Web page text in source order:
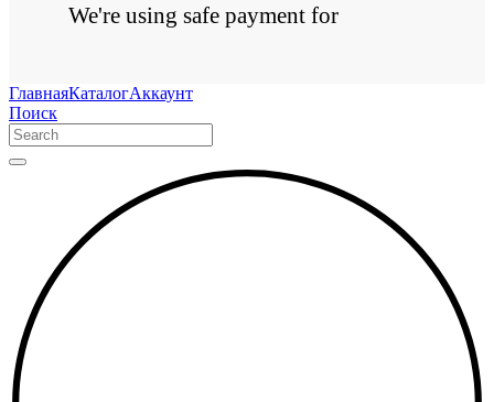
We're using safe payment for
ГлавнаяКаталогАккаунт
Поиск